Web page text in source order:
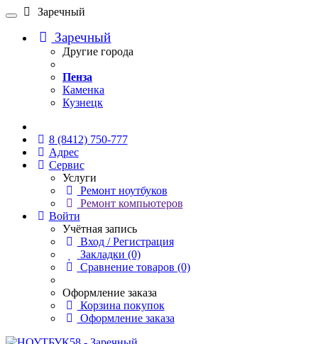
Заречный
Заречный
Другие города
Пенза
Каменка
Кузнецк
8 (8412) 750-777
Адрес
Сервис
Услуги
Ремонт ноутбуков
Ремонт компьютеров
Войти
Учётная запись
Вход / Регистрация
Закладки (0)
Сравнение товаров (0)
Оформление заказа
Корзина покупок
Оформление заказа